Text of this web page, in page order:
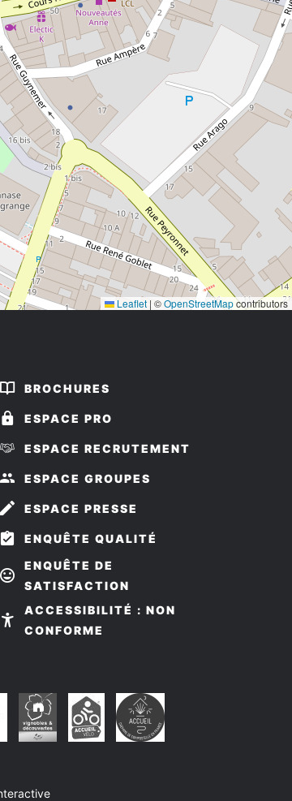
Leaflet | ©OpenStreetMapcontributors
BROCHURES
ESPACE PRO
ESPACE RECRUTEMENT
ESPACE GROUPES
ESPACE PRESSE
ENQUÊTE QUALITÉ
ENQUÊTE DE
SATISFACTION
ACCESSIBILITÉ : NON
CONFORME